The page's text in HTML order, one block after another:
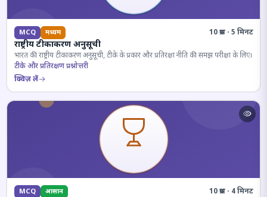
MCQ मध्यम 10 प्रश्न · 5 मिनट
राष्ट्रीय टीकाकरण अनुसूची
भारत की राष्ट्रीय टीकाकरण अनुसूची, टीके के प्रकार और प्रतिरक्षा नीति की समझ परीक्षा के लिए।
टीके और प्रतिरक्षण प्रश्नोत्तरी
क्विज़ लें
MCQ आसान 10 प्रश्न · 4 मिनट